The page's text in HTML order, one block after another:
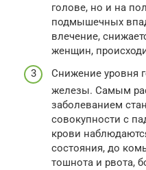
голове, но и на
подмышечных
влечение,
женщин,
Снижение уровня
железы. Самым
заболеванием
совокупности с
крови
состояния, до
тошнота и рвота,